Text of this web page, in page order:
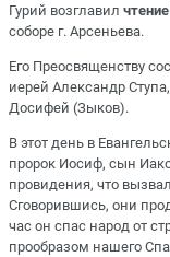
Гурий возглавил
соборе г. Арсеньева.
Его Преосвященству
иерей Александр
Досифей (Зыков).
В этот день в
пророк Иосиф, сын
провидения, что
Сговорившись, они
час он спас народ от
прообразом нашего